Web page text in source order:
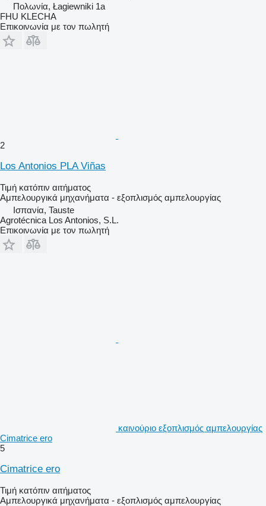
Πολωνία, Łagiewniki 1a
FHU KLECHA
Επικοινωνία με τον πωλητή
2
Los Antonios PLA Viñas
Τιμή κατόπιν αιτήματος
Αμπελουργικά μηχανήματα - εξοπλισμός αμπελουργίας
Ισπανία, Tauste
Agrotécnica Los Antonios, S.L.
Επικοινωνία με τον πωλητή
καινούριο εξοπλισμός αμπελουργίας
Cimatrice ero
5
Cimatrice ero
Τιμή κατόπιν αιτήματος
Αμπελουργικά μηχανήματα - εξοπλισμός αμπελουργίας